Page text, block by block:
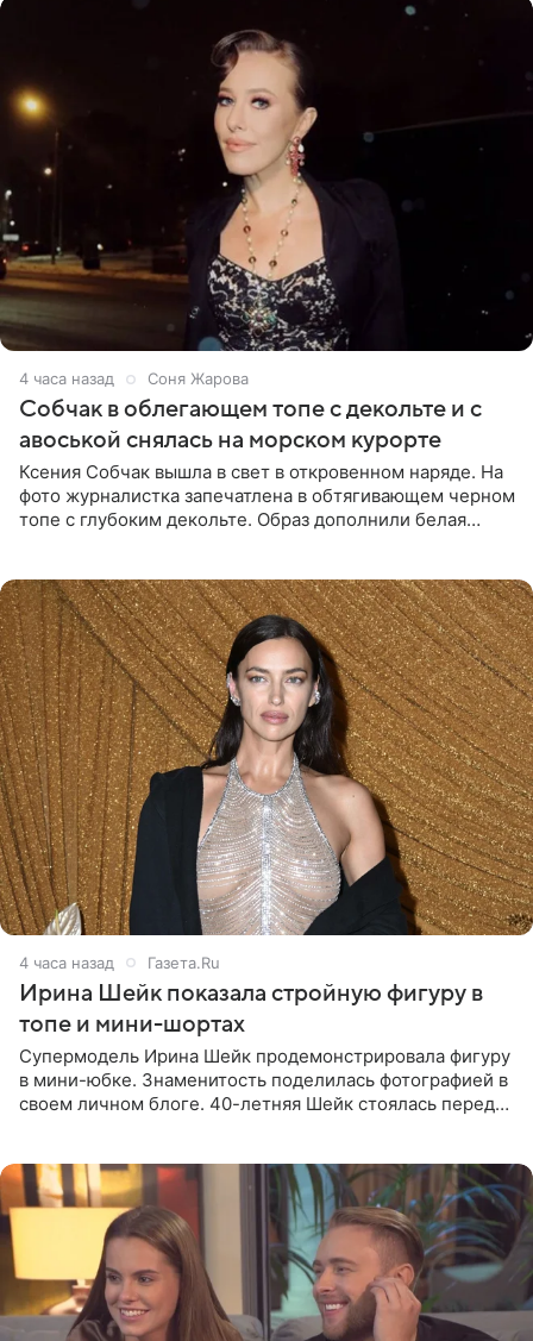
4 часа назад Соня Жарова
Собчак в облегающем топе с декольте и с
авоськой снялась на морском курорте
Ксения Собчак вышла в свет в откровенном наряде. На
фото журналистка запечатлена в обтягивающем черном
топе с глубоким декольте. Образ дополнили белая
4 часа назад Газета.Ru
Ирина Шейк показала стройную фигуру в
топе и мини-шортах
Супермодель Ирина Шейк продемонстрировала фигуру
в мини-юбке. Знаменитость поделилась фотографией в
своем личном блоге. 40-летняя Шейк стоялась перед